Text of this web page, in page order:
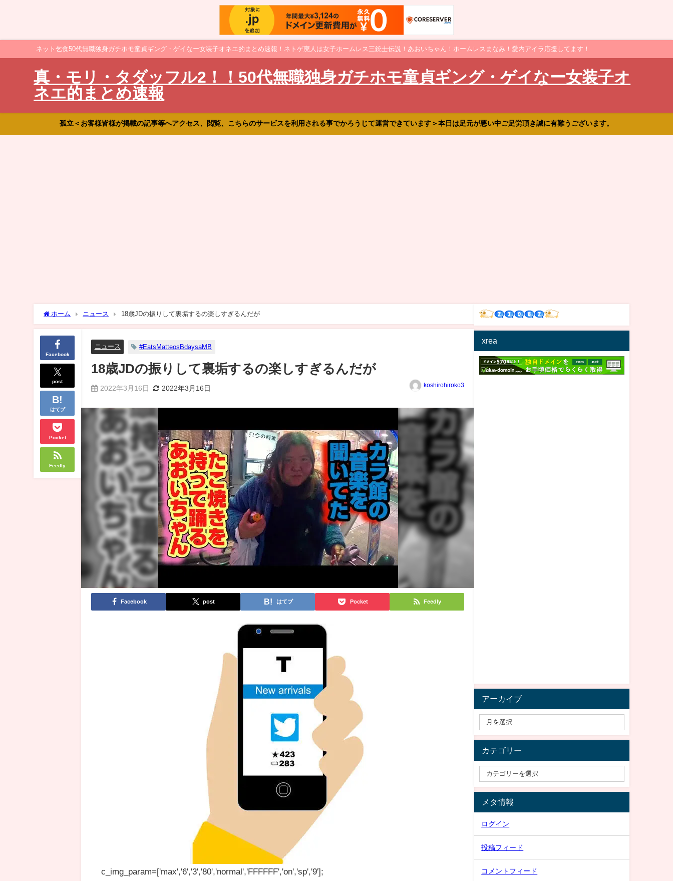
ネット乞食50代無職独身ガチホモ童貞ギング・ゲイなー女装子オネエ的まとめ速報！ネトゲ廃人は女子ホームレス三銃士伝説！あおいちゃん！ホームレスまなみ！愛内アイラ応援してます！
真・モリ・タダッフル2！！50代無職独身ガチホモ童貞ギング・ゲイなー女装子オ
ネエ的まとめ速報
孤立＜お客様皆様が掲載の記事等へアクセス、閲覧、こちらのサービスを利用される事でかろうじて運営できています＞本日は足元が悪い中ご足労頂き誠に有難うございます。
ホーム ニュース 18歳JDの振りして裏垢するの楽しすぎるんだが
Facebook
post
はてブ
Pocket
Feedly
ニュース #EatsMatteosBdaysaMB
18歳JDの振りして裏垢するの楽しすぎるんだが
2022年3月16日 2022年3月16日 koshirohiroko3
Facebook post はてブ Pocket Feedly
c_img_param=['max','6','3','80','normal','FFFFFF','on','sp','9'];
xrea
アーカイブ
カテゴリー
メタ情報
ログイン
投稿フィード
コメントフィード